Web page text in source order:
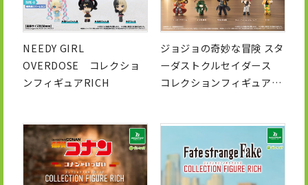
NEEDY GIRL
OVERDOSE コレクショ
ンフィギュアRICH
ジョジョの奇妙な冒険 スタ
ーダストクルセイダース
コレクションフィギュア